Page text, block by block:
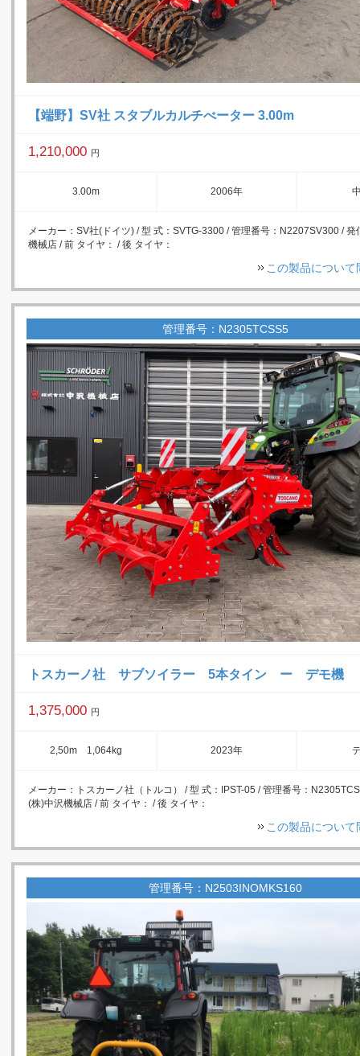
【端野】SV社 スタブルカルチべーター 3.00m
1,210,000 円
3.00m 2006年
メーカー：SV社(ドイツ) / 型 式：SVTG-3300 / 管理番号：N2207SV300 / 発
機械店 / 前 タイヤ： / 後 タイヤ：
この製品につい
管理番号：N2305TCSS5
トスカーノ社 サブソイラー 5本タイン ー デモ機
1,375,000 円
2,50m 1,064kg 2023年
メーカー：トスカーノ社（トルコ） / 型 式：IPST-05 / 管理番号：
(株)中沢機械店 / 前 タイヤ： / 後 タイヤ：
この製品につい
管理番号：N2503INOMKS160